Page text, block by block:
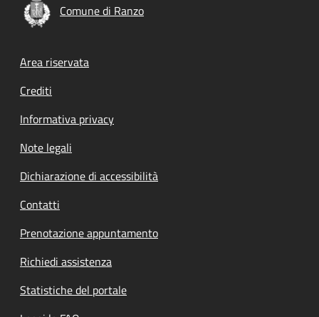
Comune di Ranzo
Footer menu
Area riservata
Crediti
Informativa privacy
Note legali
Dichiarazione di accessibilità
Contatti
Prenotazione appuntamento
Richiedi assistenza
Statistiche del portale